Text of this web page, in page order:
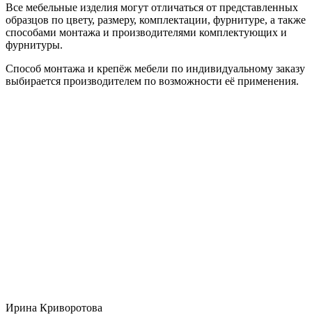
Все мебельные изделия могут отличаться от представленных
образцов по цвету, размеру, комплектации, фурнитуре, а также
способами монтажа и производителями комплектующих и
фурнитуры.
Способ монтажа и крепёж мебели по индивидуальному заказу
выбирается производителем по возможности её применения.
Ирина Криворотова